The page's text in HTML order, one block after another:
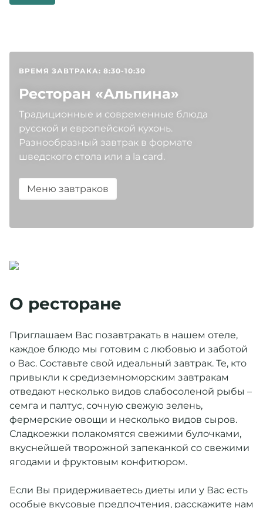
ВРЕМЯ ЗАВТРАКА: 8:30-10:30
Ресторан «Альпина»
Традиционные и современные блюда
русской и европейской кухонь.
Разнообразный завтрак в формате
шведского стола или a la card.
Меню завтраков
О ресторане
Приглашаем Вас позавтракать в нашем отеле,
каждое блюдо мы готовим с любовью и заботой
о Вас. Составьте свой идеальный завтрак. Те, кто
привыкли к средиземноморским завтракам
отведают несколько видов слабосоленой рыбы –
семга и палтус, сочную свежую зелень,
фермерские овощи и несколько видов сыров.
Сладкоежки полакомятся свежими булочками,
вкуснейшей творожной запеканкой со свежими
ягодами и фруктовым конфитюром.
Если Вы придерживаетесь диеты или у Вас есть
особые вкусовые предпочтения, расскажите нам